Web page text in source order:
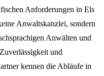
Anforderungen in Els
Anwaltskanzlei, sondern
Anwälten und
und
kennen die Abläufe in